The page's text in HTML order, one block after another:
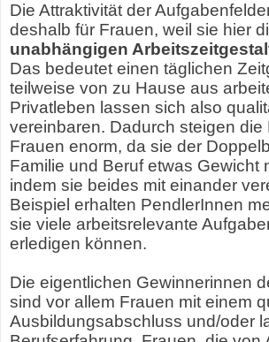
Die Attraktivität der
deshalb für Frauen, weil sie hier
unabhängigen
Das bedeutet einen täglichen
teilweise von zu Hause aus
Privatleben lassen sich also
vereinbaren. Dadurch steigen
Frauen enorm, da sie der
Familie und Beruf etwas Gewicht
indem sie beides mit einander
Beispiel erhalten PendlerInnen
sie viele arbeitsrelevante
erledigen können.
Die eigentlichen Gewinnerinnen
sind vor allem Frauen mit einem
Ausbildungsabschluss und/oder